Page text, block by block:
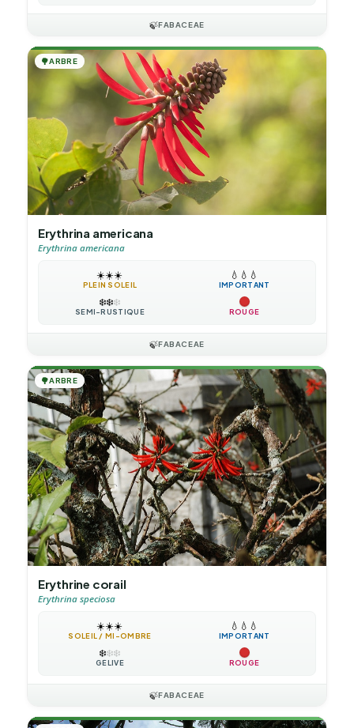
🍃FABACEAE
🌳ARBRE
Erythrina americana
Erythrina americana
☀️☀️☀️
PLEIN SOLEIL
💧 💧 💧
IMPORTANT
❄️❄️❄️
SEMI-RUSTIQUE ROUGE
🍃FABACEAE
🌳ARBRE
Erythrine corail
Erythrina speciosa
☀️☀️☀️
SOLEIL / MI-OMBRE
💧 💧 💧
IMPORTANT
❄️❄️❄️
GÉLIVE ROUGE
🍃FABACEAE